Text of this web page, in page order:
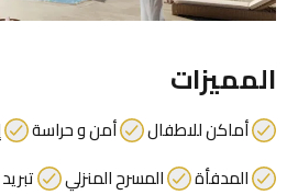
المميزات
أماكن للاطفال أمن و حراسة
المدفأة
المسرح المنزلي